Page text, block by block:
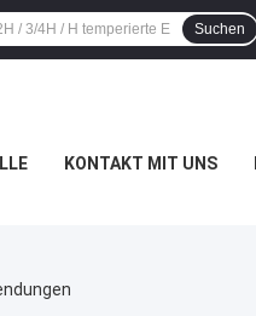
Suchen
KONTAKT MIT UNS